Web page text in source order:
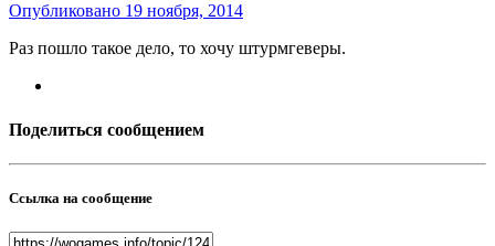
Опубликовано 19 ноября, 2014
Раз пошло такое дело, то хочу штурмгеверы.
Поделиться сообщением
Ссылка на сообщение